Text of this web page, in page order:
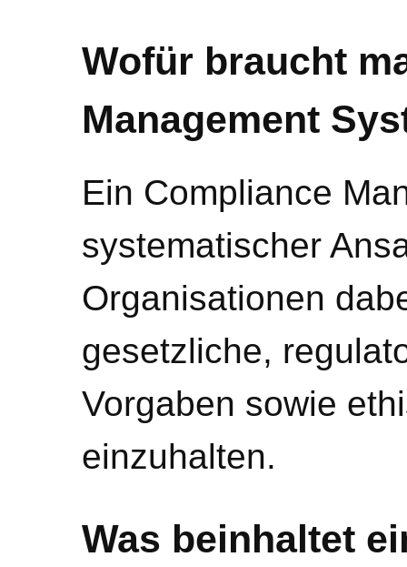
Wofür braucht
Management
Ein Compliance
systematischer
Organisationen
gesetzliche,
Vorgaben sowie
einzuhalten.
Was beinhaltet